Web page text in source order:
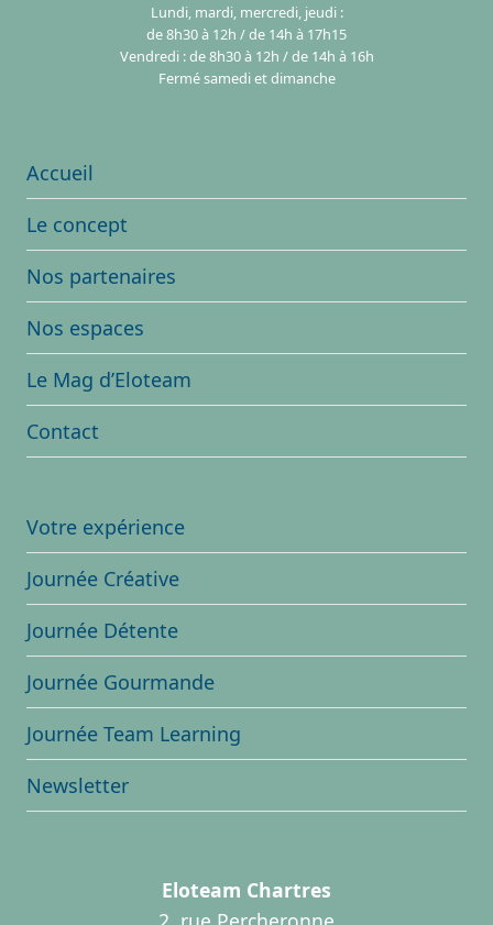
Lundi, mardi, mercredi, jeudi :
de 8h30 à 12h / de 14h à 17h15
Vendredi : de 8h30 à 12h / de 14h à 16h
Fermé samedi et dimanche
Accueil
Le concept
Nos partenaires
Nos espaces
Le Mag d’Eloteam
Contact
Votre expérience
Journée Créative
Journée Détente
Journée Gourmande
Journée Team Learning
Newsletter
Eloteam Chartres